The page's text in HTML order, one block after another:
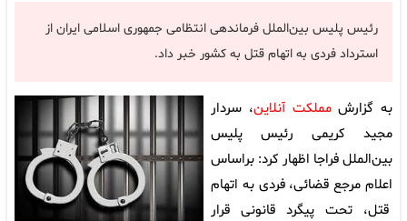
رئیس پلیس بین‌الملل فرماندهی انتظامی جمهوری اسلامی ایران از
استرداد فردی به اتهام قتل به کشور خبر داد.
به گزارشمملکت آنلاین، سردار
مجید کریمی رئیس پلیس
بین‌الملل فراجا اظهار کرد: براساس
اعلام مرجع قضائی، فردی به اتهام
قتل، تحت پیگرد قانونی قرار